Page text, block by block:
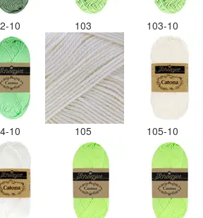
10 103 103-10
10 105 105-10